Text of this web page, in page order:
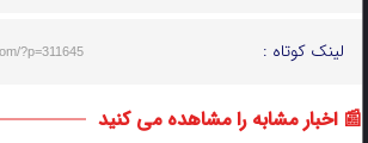
لینک کوتاه : ?p=311645
📰 اخبار مشابه را مشاهده می کنید